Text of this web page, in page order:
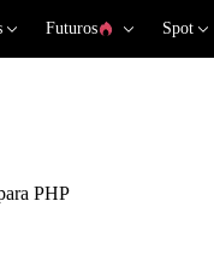
Futuros Spot
PHP